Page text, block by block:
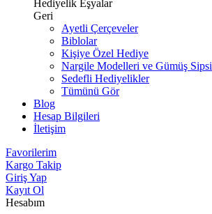
Hediyelik Eşyalar
Geri
Ayetli Çerçeveler
Biblolar
Kişiye Özel Hediye
Nargile Modelleri ve Gümüş Sipsi
Sedefli Hediyelikler
Tümünü Gör
Blog
Hesap Bilgileri
İletişim
Favorilerim
Kargo Takip
Giriş Yap
Kayıt Ol
Hesabım